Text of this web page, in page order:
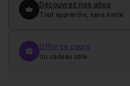
Découvrez nos abos
Tout apprendre, sans limite
Offrir ce cours
Un cadeau utile.